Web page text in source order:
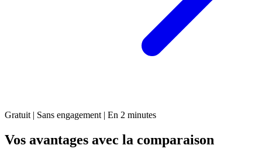
Gratuit | Sans engagement | En 2 minutes
Vos avantages avec la comparaison